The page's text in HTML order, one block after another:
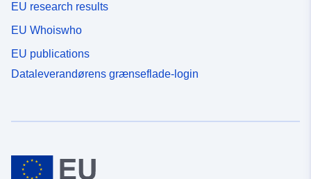
EU research results
EU Whoiswho
EU publications
Dataleverandørens grænseflade-login